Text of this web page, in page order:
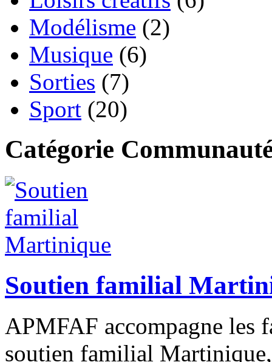
Modélisme (2)
Musique (6)
Sorties (7)
Sport (20)
Catégorie
Soutien familial
APMFAF accompagne les
soutien familial